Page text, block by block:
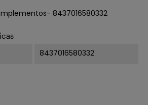
8437016580332
8437016580332